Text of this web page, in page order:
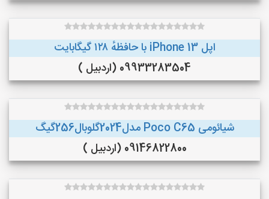
اپل iPhone 13 با حافظهٔ ۱۲۸ گیگابایت
09933283504 (اردبیل )
شیائومی Poco C65 مدل2024گلوبال256گیگ
09146822800 (اردبیل )